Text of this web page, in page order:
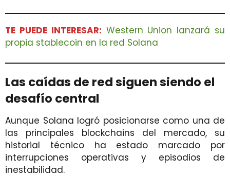
TE PUEDE INTERESAR: Western Union lanzará su
propia stablecoin en la red Solana
Las caídas de red siguen siendo el
desafío central
Aunque Solana logró posicionarse como una de
las principales blockchains del mercado, su
historial técnico ha estado marcado por
interrupciones operativas y episodios de
inestabilidad.